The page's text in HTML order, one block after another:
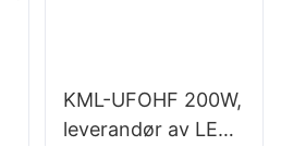
KML-UFOHF 200W,
leverandør av LED-